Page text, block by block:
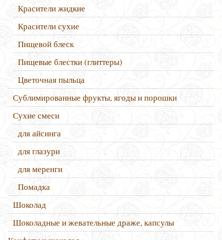
Красители жидкие
Красители сухие
Пищевой блеск
Пищевые блестки (глиттеры)
Цветочная пыльца
Сублимированные фрукты, ягоды и порошки
Сухие смеси
для айсинга
для глазури
для меренги
Помадка
Шоколад
Шоколадные и жевательные драже, капсулы